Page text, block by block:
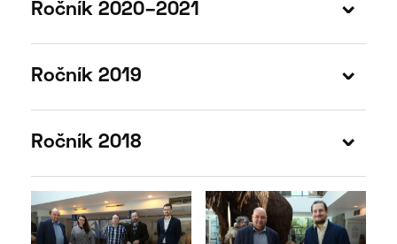
Ročník 2020–2021
Ročník 2019
Ročník 2018